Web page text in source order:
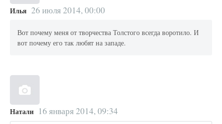
Илья 26 июля 2014, 00:00
Вот почему меня от творчества Толстого всегда воротило. И
вот почему его так любят на западе.
Натали 16 января 2014, 09:34